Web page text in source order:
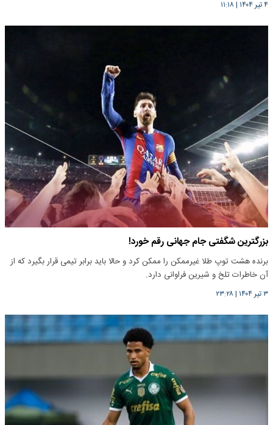
۴ تیر ۱۴۰۴ |۱۱:۱۸
بزرگترین شگفتی جام جهانی رقم خورد!
برنده هشت توپ طلا غیرممکن را ممکن کرد و حالا باید برابر تیمی قرار بگیرد که از
آن خاطرات تلخ و شیرین فراوانی دارد.
۳ تیر ۱۴۰۴ |۲۳:۲۸